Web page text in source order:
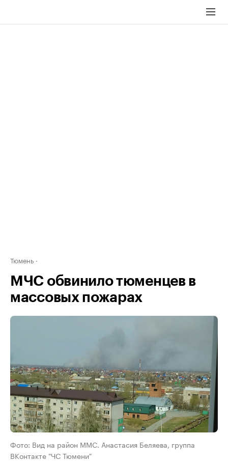
Тюмень
МЧС обвинило тюменцев в
массовых пожарах
Фото: Вид на район ММС. Анастасия Беляева, группа
ВКонтакте "ЧС Тюмени"